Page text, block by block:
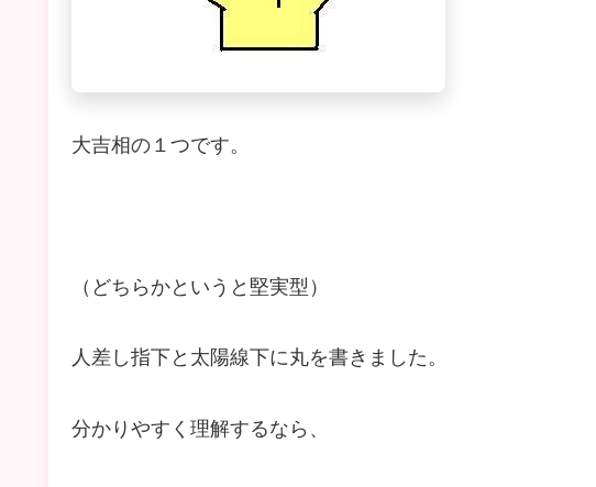
大吉相の１つです。
（どちらかというと堅実型）
人差し指下と太陽線下に丸を書きました。
分かりやすく理解するなら、